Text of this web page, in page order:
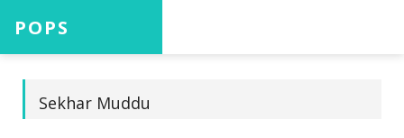
POPS
Accueil
Sekhar Muddu